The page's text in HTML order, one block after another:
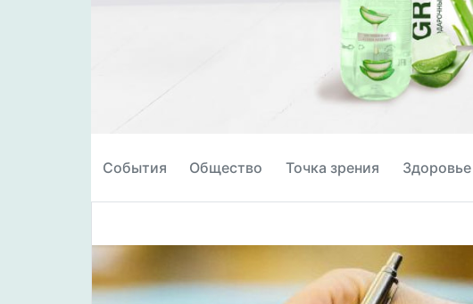
События Общество Точка зрения Здоровье